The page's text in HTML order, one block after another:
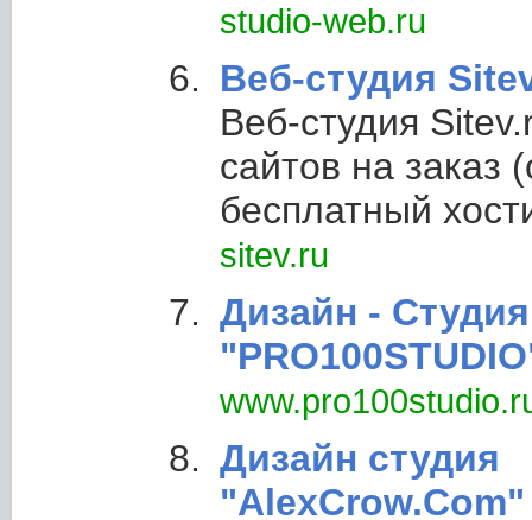
studio-web.ru
Веб-студия
Веб-студия
сайтов на заказ
бесплатный
sitev.ru
Дизайн - Студия
Дизайн студия
"AlexCrow.Com"